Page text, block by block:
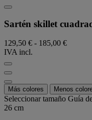
Sartén skillet
129,50 € - 185,00 €
IVA incl.
Más colores Menos
Seleccionar tamaño Guía
26 cm